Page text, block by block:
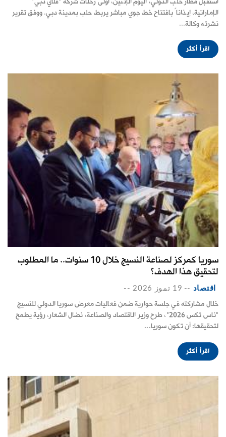
الإماراتية، إيذاناً بافتتاح خط جوي مباشر يربط حلب بمدينة دبي. ووفق تقرير
نشرته وكالة...
اقرأ أكثر
سوريا كمركز لصناعة النسيج خلال 10 سنوات.. ما المطلوب
لتحقيق هذا الهدف؟
اقتصاد -- 19 تموز 2026 --
خلال مشاركته في جلسة حوارية ضمن فعاليات معرض سوريا الدولي للنسيج
"ناس تكس 2026"، طرح وزير الاقتصاد والصناعة، نضال الشعار، رؤية يطمح
لتحقيقها: أن تكون سوريا...
اقرأ أكثر